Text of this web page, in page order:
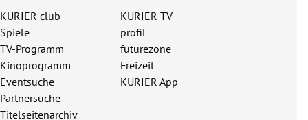
KURIER club
Spiele
TV-Programm
Kinoprogramm
Eventsuche
Partnersuche
Titelseitenarchiv
KURIER TV
profil
futurezone
Freizeit
KURIER App